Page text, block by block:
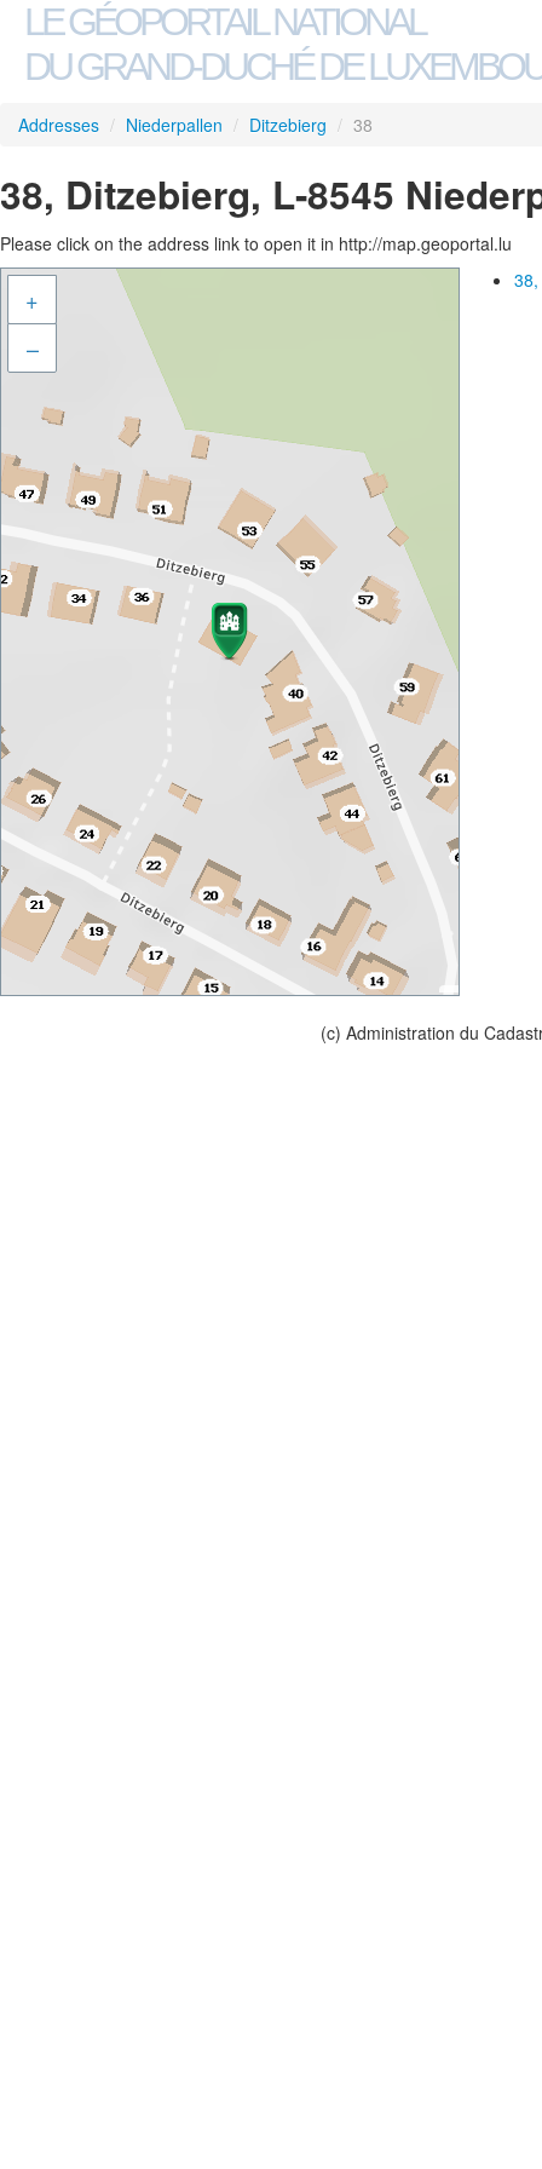
LE GÉOPORTAIL NATIONAL
DU GRAND-DUCHÉ DE
Addresses / Niederpallen / Ditzebierg / 38
38, Ditzebierg, L-8545
Please click on the address link to open it in http://map.geoportal.lu
+
–
(c) Administration du